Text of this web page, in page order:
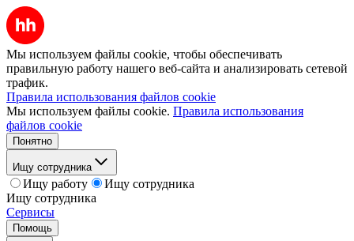
Мы используем файлы cookie, чтобы обеспечивать
правильную работу нашего веб-сайта и анализировать сетевой
трафик.
Правила использования файлов cookie
Мы используем файлы cookie. Правила использования
файлов cookie
Понятно
Ищу сотрудника
Ищу работу
Ищу сотрудника
Ищу сотрудника
Сервисы
Помощь